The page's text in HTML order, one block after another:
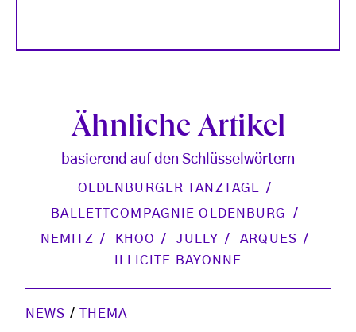
Ähnliche Artikel
basierend auf den Schlüsselwörtern
OLDENBURGER TANZTAGE
BALLETTCOMPAGNIE OLDENBURG
NEMITZ
KHOO JULLY
ARQUES
ILLICITE BAYONNE
NEWS / THEMA